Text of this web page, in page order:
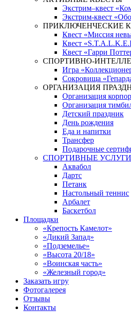
Экстрим–квест
Экстрим-квест
ПРИКЛЮЧЕНЧЕСКИЕ
Квест «Миссия
Квест
Квест «Гарри
СПОРТИВНО-
Игра
Сокровища
ОРГАНИЗАЦИЯ
Организация
Организация
Детский праздник
День рождения
Еда и напитки
Трансфер
Подарочные
СПОРТИВНЫЕ УСЛУГИ
Аквабол
Дартс
Петанк
Настольный теннис
Арбалет
Баскетбол
Площадки
«Крепость Камелот»
«Дикий Запад»
«Подземелье»
«Высота 20/18»
«Воинская часть»
«Железный город»
Заказать игру
Фотогалерея
Отзывы
Контакты